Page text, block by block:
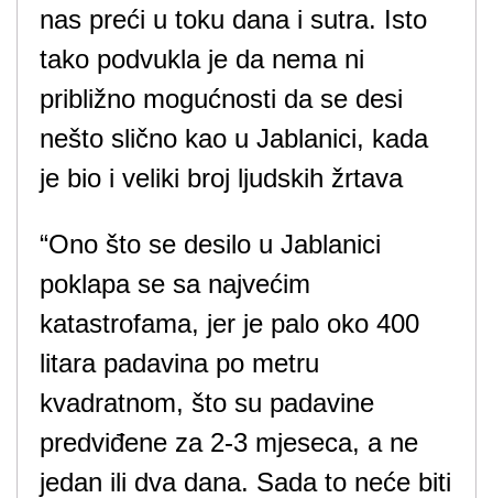
nas preći u toku dana i sutra. Isto
tako podvukla je da nema ni
približno mogućnosti da se desi
nešto slično kao u Јablanici, kada
je bio i veliki broj ljudskih žrtava
“Ono što se desilo u Јablanici
poklapa se sa najvećim
katastrofama, jer je palo oko 400
litara padavina po metru
kvadratnom, što su padavine
predviđene za 2-3 mjeseca, a ne
jedan ili dva dana. Sada to neće biti